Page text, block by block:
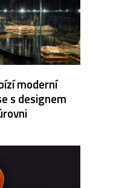
moderní
s designem